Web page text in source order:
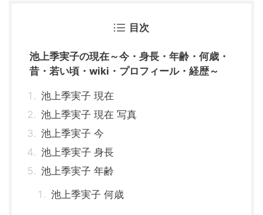
目次
池上季実子の現在～今・身長・年齢・何歳・
昔・若い頃・wiki・プロフィール・経歴～
池上季実子 現在
池上季実子 現在 写真
池上季実子 今
池上季実子 身長
池上季実子 年齢
池上季実子 何歳